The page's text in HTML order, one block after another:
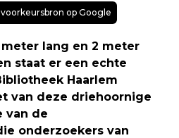
op Google
meter lang en 2 meter
staat er een echte
Haarlem
van deze driehoornige
van de
onderzoekers van